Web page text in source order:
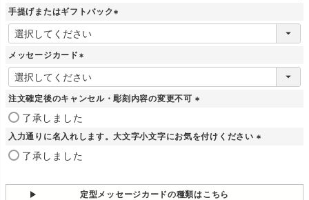
手提げまたはギフトバック
(
メッセージカード
(
必
須
注文確定後のキャンセル・彫刻内容の変更不可
須
了承しました
入力通りに名入れします。大文字小文字にお気を付けください
)
了承しました
定型メッセージカードの種類はこちら